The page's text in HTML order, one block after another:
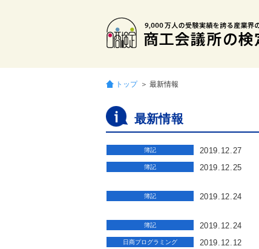
トップ ＞ 最新情報
最新情報
簿記 2019.12.27
簿記 2019.12.25
簿記 2019.12.24
簿記 2019.12.24
日商プログラミング 2019.12.12